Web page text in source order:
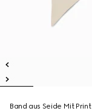
Band aus Seide Mit Print